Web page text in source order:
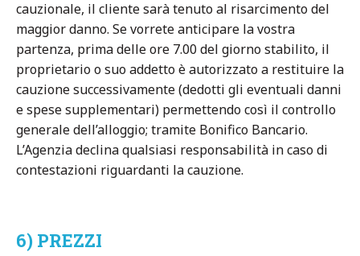
cauzionale, il cliente sarà tenuto al risarcimento del
maggior danno. Se vorrete anticipare la vostra
partenza, prima delle ore 7.00 del giorno stabilito, il
proprietario o suo addetto è autorizzato a restituire la
cauzione successivamente (dedotti gli eventuali danni
e spese supplementari) permettendo così il controllo
generale dell’alloggio; tramite Bonifico Bancario.
L’Agenzia declina qualsiasi responsabilità in caso di
contestazioni riguardanti la cauzione.
6) PREZZI